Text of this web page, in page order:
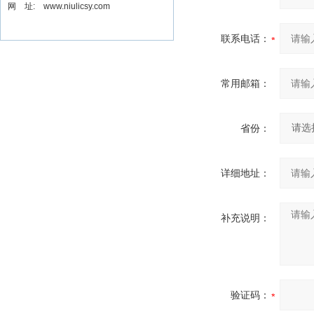
网 址: www.niulicsy.com
联系电话：
常用邮箱：
省份：
详细地址：
补充说明：
验证码：